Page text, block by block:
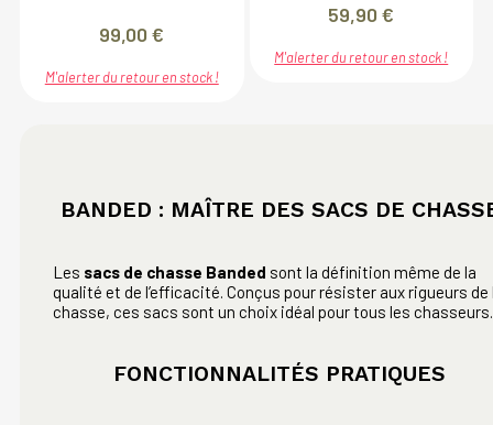
99,00€
M'alerter du retour en stock !
59,90€
M'alerter du retour en stock !
BANDED : MAÎTRE DES SACS DE
Les sacs de chasse Banded sont la définition même de la
qualité et de l’efficacité. Conçus pour résister aux rigueurs de
chasse, ces sacs sont un choix idéal pour tous les chasseurs.
FONCTIONNALITÉS PRATIQUES